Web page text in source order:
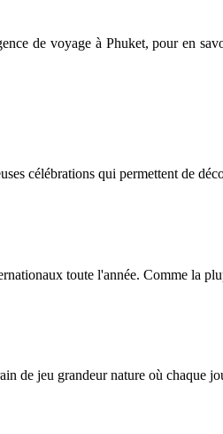
de voyage à Phuket, pour en
célébrations qui permettent de
toute l'année. Comme la
de jeu grandeur nature où chaque